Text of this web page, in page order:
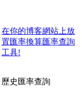
在你的博客網站上放
置匯率換算匯率查詢
工具!
歷史匯率查詢